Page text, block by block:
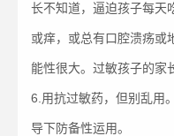
长不知道，逼迫孩子每天
或痒，或总有口腔溃疡或
能性很大。过敏孩子的家
6.用抗过敏药，但别乱用
导下防备性运用。